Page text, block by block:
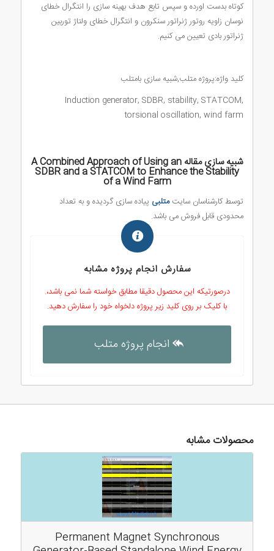
کوتاه بدست اورده و سپس تابع هدف بهینه سازی را انتگرال خطای
نوسان زاویه روتور ژنراتور سنکرون و انتگرال خطای ولتاژ توربین
ژنراتور بادی تعیین می کنیم.
کلید واژه:پروژه متلب,شبیه سازی بامتلب
Induction generator, SDBR, stability, STATCOM,
torsional oscillation, wind farm
شبیه سازی مقاله A Combined Approach of Using an
SDBR and a STATCOM to Enhance the Stability
of a Wind Farm
توسط کارشناسان سایتمتلبی پیاده سازی گردیده و به تعداد
محدودی قابل فروش می باشد.
سفارش انجام پروژه مشابه
درصورتیکه این محصول دقیقا مطابق خواسته شما نمی باشد،.
با کلیک بر روی کلید زیر پروژه دلخواه خود را سفارش دهید.
انجام پروژه متلب
محصولات مشابه
Permanent Magnet Synchronous